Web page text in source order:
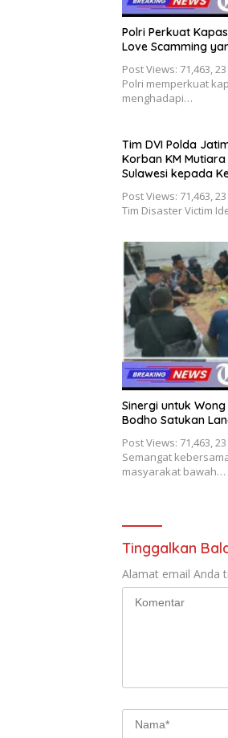
Polri Perkuat
Love Scamming
Post Views: 71,463,
Polri memperkuat
menghadapi…
Tim DVI Polda
Korban KM
Sulawesi kepada
Post Views: 71,463,
Tim Disaster Victim
Sinergi untuk Wong
Bodho Satukan
Post Views: 71,463,
Semangat
masyarakat bawah…
Tinggalkan
Alamat email Anda